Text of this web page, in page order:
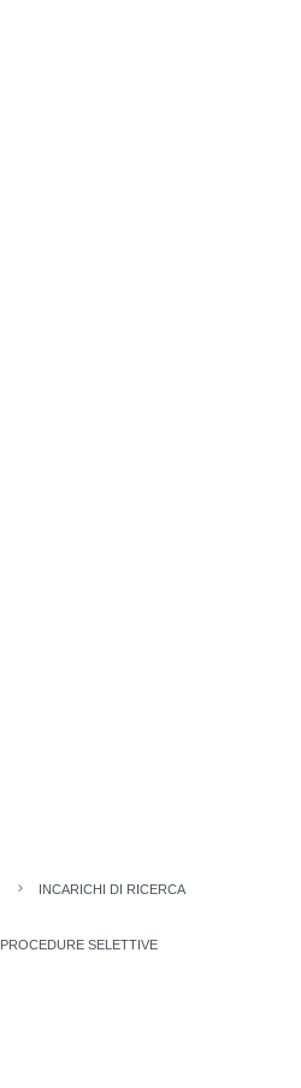
INCARICHI DI RICERCA
PROCEDURE SELETTIVE